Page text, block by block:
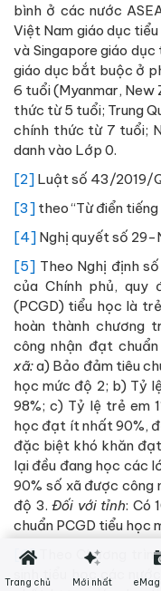
bình ở các nước
Việt Nam giáo dục
và Singapore giáo
giáo dục bắt buộc ở
6 tuổi (Myanmar,
thức từ 5 tuổi; Trung
chính thức từ 7 tuổi;
danh vào Lớp 0.
[2] Luật số 43/2019/
[3] theo “Từ điển tiếng
[4] Nghị quyết số 29-
[5] Theo Nghị định
của Chính phủ, quy
(PCGD) tiểu học là
hoàn thành chương
công nhận đạt
xã:a) Bảo đảm tiêu
học mức độ 2; b) Tỷ
98%; c) Tỷ lệ trẻ em
học đạt ít nhất 90%,
đặc biệt khó khăn
lại đều đang học các
90% số xã được công
độ 3. Đối với tỉnh: Có
chuẩn PCGD tiểu học
[6]Theo Chương
sinh tiểu học các
Trang chủ Mới nhất